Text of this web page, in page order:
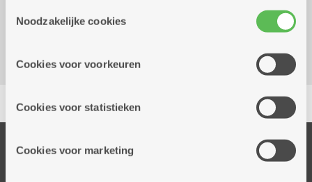
cookies hebben we jouw toestemming nodig. Sommige
cookies worden geplaatst door derde partijen die een
informatie over jouw (geanonimiseerd) gebruik van onze
partners kunnen deze gegevens combineren met andere
Noodzakelijke cookies
Cookies voor voorkeuren
Cookies voor statistieken
Cookies voor marketing
Kombine Ruggeveld (dienstencentrum)
Burgemeester De Boeylaan 2
Onze diensten